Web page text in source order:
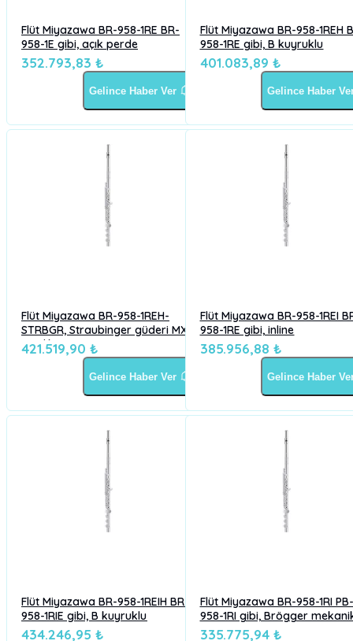
Flüt Miyazawa BR-958-1RE BR-
958-1E gibi, açık perde
352.793,83 ₺
Gelince Haber Ver
Flüt Miyazawa BR-958-1REH
958-1RE gibi, B kuyruklu
401.083,89 ₺
Gelince Haber
Flüt Miyazawa BR-958-1REH-
STRBGR, Straubinger güderi MX
ağızlık
421.519,90 ₺
Gelince Haber Ver
Flüt Miyazawa BR-958-1REI
958-1RE gibi, inline
385.956,88 ₺
Gelince Haber
Flüt Miyazawa BR-958-1REIH BR-
958-1RIE gibi, B kuyruklu
434.246,95 ₺
Flüt Miyazawa BR-958-1RI
958-1RI gibi, Brögger
335.775,94 ₺